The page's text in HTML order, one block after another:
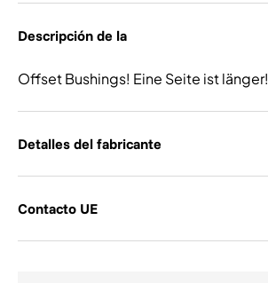
Descripción de la
Offset Bushings! Eine Seite ist länger!
Detalles del fabricante
Contacto UE